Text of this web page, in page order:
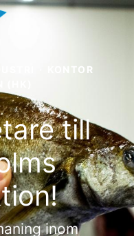
KONTOR
(HK)
till
inom